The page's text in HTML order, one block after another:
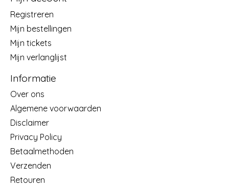
Registreren
Mijn bestellingen
Mijn tickets
Mijn verlanglijst
Informatie
Over ons
Algemene voorwaarden
Disclaimer
Privacy Policy
Betaalmethoden
Verzenden
Retouren